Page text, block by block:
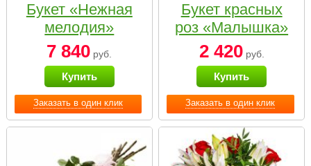
Заказать в один клик
Букет «Нежная
мелодия»
7 840 руб.
Купить
Заказать в один клик
Букет красных
роз «Малышка»
2 420руб.
Купить